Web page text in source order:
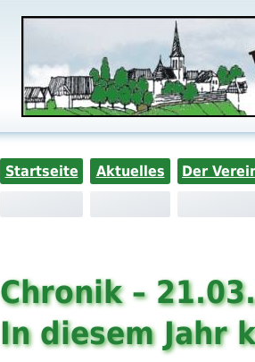
Startseite Aktuelles Der
Chronik –
In diesem Jahr